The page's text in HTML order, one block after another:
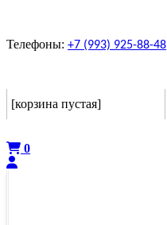
Телефоны: +7 (993) 925-88-48
[корзина пустая]
0